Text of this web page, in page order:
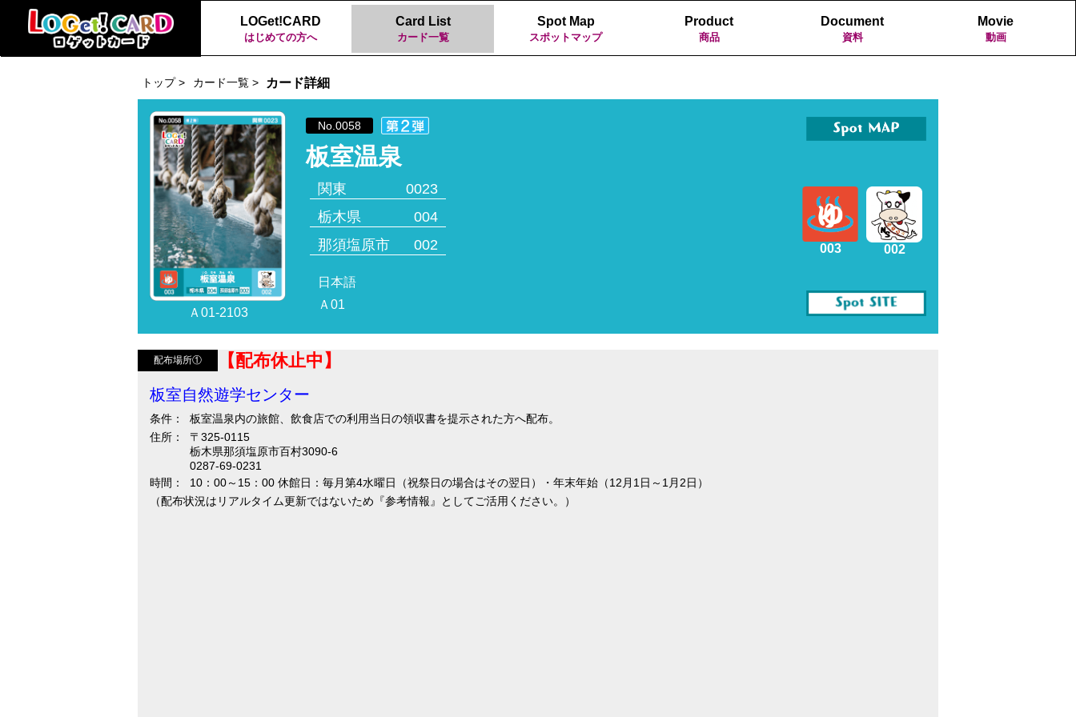
LOGet!CARD
はじめての方へ
Card List
カード一覧
Spot Map
スポットマップ
Product
商品
Document
資料
Movie
動画
トップ > カード一覧 > カード詳細
Ａ01-2103
No.0058
板室温泉
関東
0023
栃木県
004
那須塩原市
002 003 002
日本語
Ａ01
配布場所① 【配布休止中】
板室自然遊学センター
条件：
板室温泉内の旅館、飲食店での利用当日の領収書を提示された方へ配布。
住所：
〒325-0115
栃木県那須塩原市百村3090-6
0287-69-0231
時間：
10：00～15：00 休館日：毎月第4水曜日（祝祭日の場合はその翌日）・年末年始（12月1日～1月2日）
（配布状況はリアルタイム更新ではないため『参考情報』としてご活用ください。）